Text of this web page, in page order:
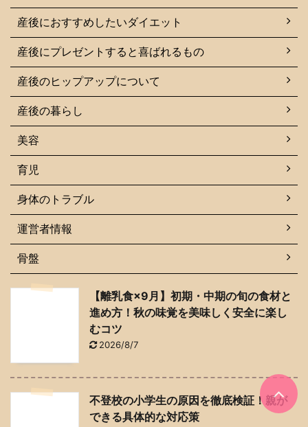
産後におすすめしたいダイエット
産後にプレゼントすると喜ばれるもの
産後のヒップアップについて
産後の暮らし
美容
育児
身体のトラブル
運営者情報
骨盤
【離乳食×9月】初期・中期の旬の食材と
進め方！秋の味覚を美味しく安全に楽し
むコツ
2026/8/7
不登校の小学生の原因を徹底検証！親が
できる具体的な対応策